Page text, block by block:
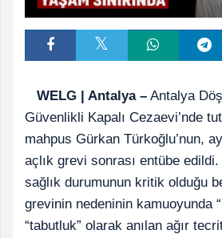
WELG | Antalya – Antalya
Güvenlikli Kapalı Cezaevi’nde
mahpus Gürkan Türkoğlu’nun,
açlık grevi sonrası entübe edildi.
sağlık durumunun kritik olduğu
grevinin nedeninin kamuoyunda
“tabutluk” olarak anılan ağır